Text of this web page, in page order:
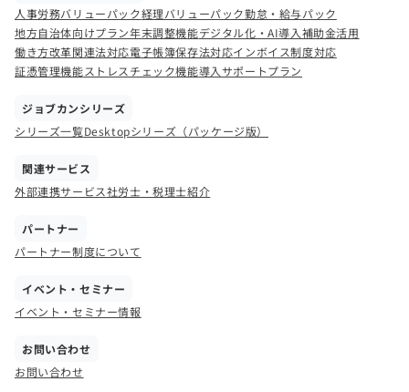
人事労務バリューパック経理バリューパック勤怠・給与パック
地方自治体向けプラン年末調整機能デジタル化・AI導入補助金活用
働き方改革関連法対応電子帳簿保存法対応インボイス制度対応
証憑管理機能ストレスチェック機能導入サポートプラン
ジョブカンシリーズ
シリーズ一覧Desktopシリーズ（パッケージ版）
関連サービス
外部連携サービス社労士・税理士紹介
パートナー
パートナー制度について
イベント・セミナー
イベント・セミナー情報
お問い合わせ
お問い合わせ